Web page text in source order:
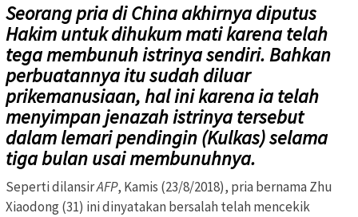
Seorang pria di China akhirnya diputus
Hakim untuk dihukum mati karena telah
tega membunuh istrinya sendiri. Bahkan
perbuatannya itu sudah diluar
prikemanusiaan, hal ini karena ia telah
menyimpan jenazah istrinya tersebut
dalam lemari pendingin (Kulkas) selama
tiga bulan usai membunuhnya.
Seperti dilansirAFP, Kamis (23/8/2018), pria bernama Zhu
Xiaodong (31) ini dinyatakan bersalah telah mencekik